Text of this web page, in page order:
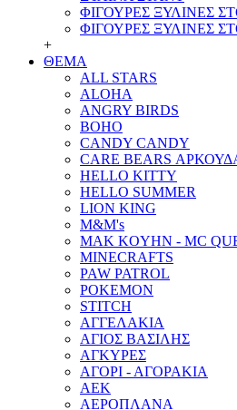
ΦΙΓΟΥΡΕΣ ΞΥΛΙΝΕΣ
ΦΙΓΟΥΡΕΣ ΞΥΛΙΝΕΣ
+
ΘΕΜΑ
ALL STARS
ALOHA
ANGRY BIRDS
BOHO
CANDY CANDY
CARE BEARS
HELLO KITTY
HELLO SUMMER
LION KING
M&M's
MAK KOYHN - MC
MINECRAFTS
PAW PATROL
POKEMON
STITCH
ΑΓΓΕΛΑΚΙΑ
ΑΓΙΟΣ ΒΑΣΙΛΗΣ
ΑΓΚΥΡΕΣ
ΑΓΟΡΙ - ΑΓΟΡΑΚΙΑ
ΑΕΚ
ΑΕΡΟΠΛΑΝΑ